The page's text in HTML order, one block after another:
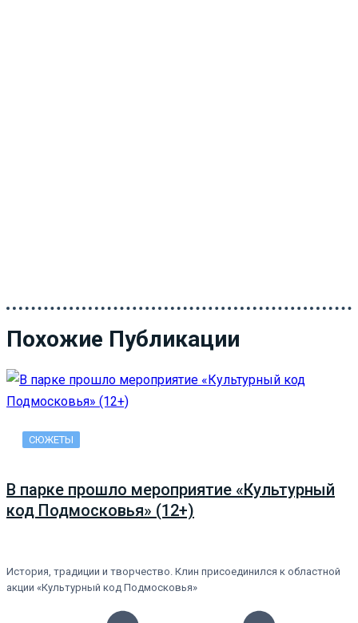
Похожие Публикации
СЮЖЕТЫ
В парке прошло мероприятие «Культурный
код Подмосковья» (12+)
История, традиции и творчество. Клин присоединился к областной
акции «Культурный код Подмосковья»